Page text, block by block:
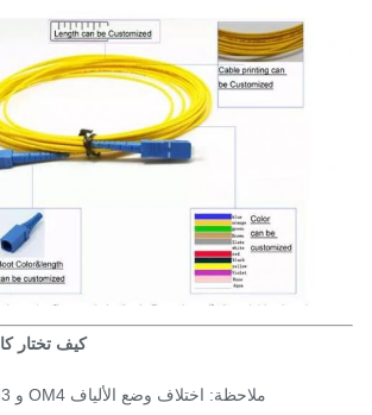
كيف تختار كابل
ملاحظة: اختلاف وضع الألياف OM4 و OM3 على النحو التالي